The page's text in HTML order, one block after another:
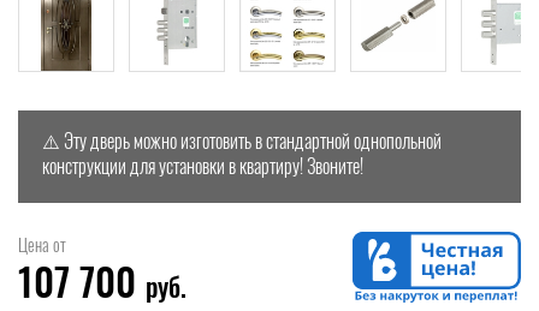
⚠️ Эту дверь можно изготовить в стандартной однопольной
конструкции для установки в квартиру! Звоните!
Цена от
107 700 руб.